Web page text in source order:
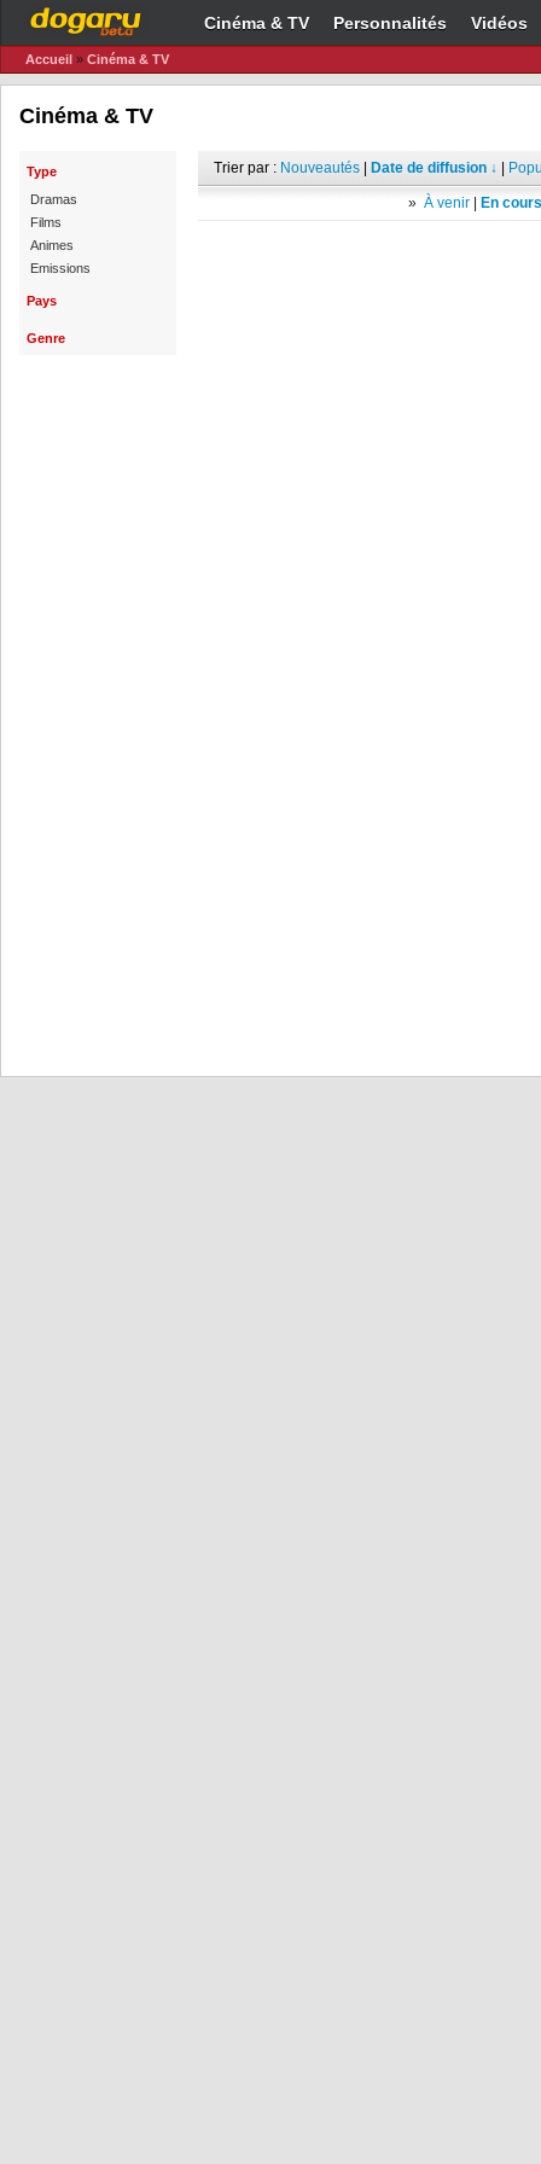
Cinéma & TV Personnalités Vidéos
Accueil » Cinéma & TV
Cinéma & TV
Type
Dramas
Films
Animes
Emissions
Pays
Genre
Trier par : Nouveautés Date de diffusion ↓
» À venir En